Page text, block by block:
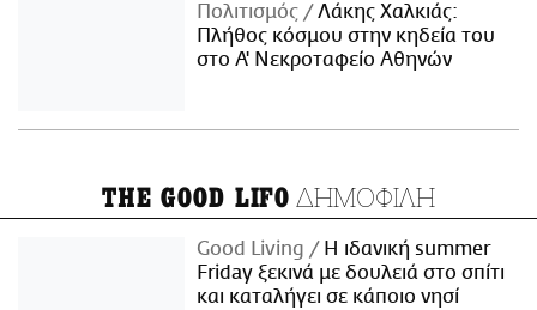
Πολιτισμός
Λάκης Χαλκιάς:
Πλήθος κόσμου στην κηδεία του
στο Α' Νεκροταφείο Αθηνών
THE GOOD LIFO ΔΗΜΟΦΙΛΗ
Good Living
Η ιδανική summer
Friday ξεκινά με δουλειά στο σπίτι
και καταλήγει σε κάποιο νησί